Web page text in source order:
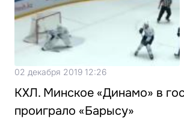
02 декабря 2019 12:26
КХЛ. Минское «Динамо» в
проиграло «Барысу»